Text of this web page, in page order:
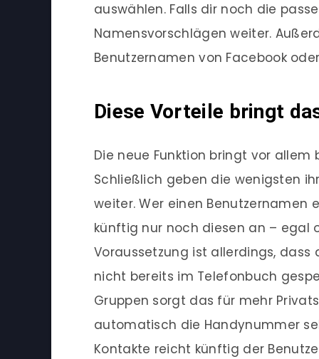
auswählen. Falls dir noch die
Namensvorschlägen weiter.
Benutzernamen von Facebook
Diese Vorteile bringt
Die neue Funktion bringt vor
Schließlich geben die wenigsten
weiter. Wer einen
künftig nur noch diesen an – egal
Voraussetzung ist allerdings,
nicht bereits im Telefonbuch
Gruppen sorgt das für mehr
automatisch die Handynummer
Kontakte reicht künftig der